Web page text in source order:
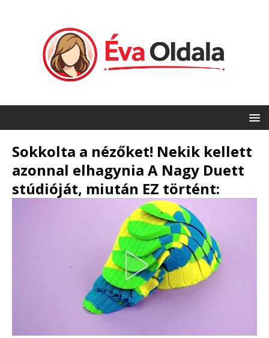
Sokkolta a nézőket! Nekik kellett
azonnal elhagynia A Nagy Duett
stúdióját, miután EZ történt: